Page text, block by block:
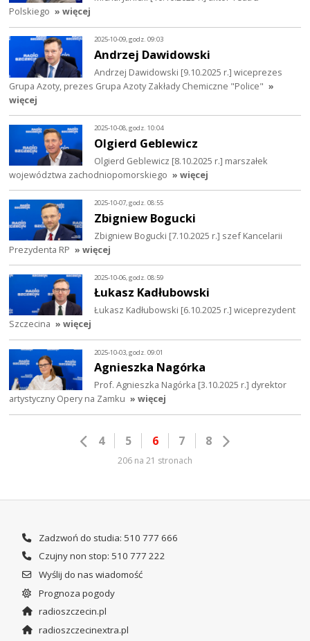
Polskiego » więcej
2025-10-09, godz. 09:03
Andrzej Dawidowski
Andrzej Dawidowski [9.10.2025 r.] wiceprezes
Grupa Azoty, prezes Grupa Azoty Zakłady Chemiczne "Police" »
więcej
2025-10-08, godz. 10:04
Olgierd Geblewicz
Olgierd Geblewicz [8.10.2025 r.] marszałek
województwa zachodniopomorskiego » więcej
2025-10-07, godz. 08:55
Zbigniew Bogucki
Zbigniew Bogucki [7.10.2025 r.] szef Kancelarii
Prezydenta RP » więcej
2025-10-06, godz. 08:59
Łukasz Kadłubowski
Łukasz Kadłubowski [6.10.2025 r.] wiceprezydent
Szczecina » więcej
2025-10-03, godz. 09:01
Agnieszka Nagórka
Prof. Agnieszka Nagórka [3.10.2025 r.] dyrektor
artystyczny Opery na Zamku » więcej
4 5 6 7 8
206 na 21 stronach
Zadzwoń do studia: 510 777 666
Czujny non stop: 510 777 222
Wyślij do nas wiadomość
Prognoza pogody
radioszczecin.pl
radioszczecinextra.pl